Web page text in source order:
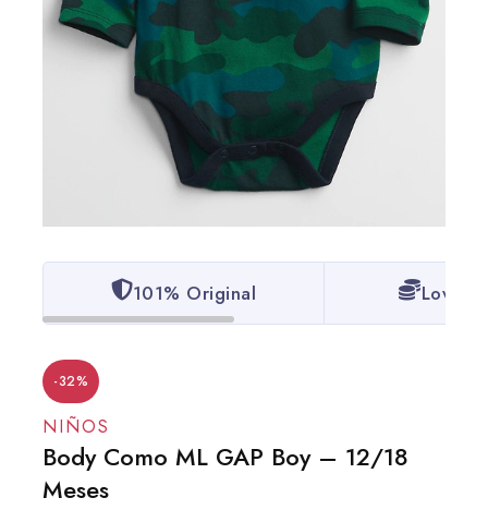
101% Original Lowest
-32%
NIÑOS
Body Como ML GAP Boy – 12/18
Meses